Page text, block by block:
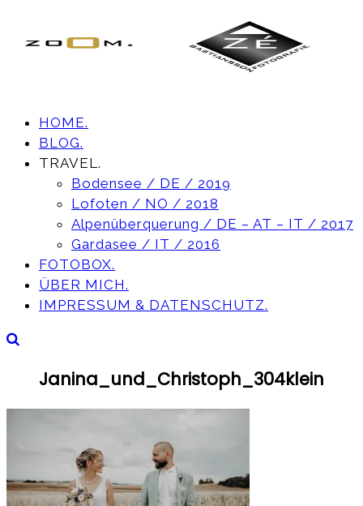
HOME.
BLOG.
TRAVEL.
Bodensee / DE / 2019
Lofoten / NO / 2018
Alpenüberquerung / DE – AT – IT / 2017
Gardasee / IT / 2016
FOTOBOX.
ÜBER MICH.
IMPRESSUM & DATENSCHUTZ.
Janina_und_Christoph_304klein